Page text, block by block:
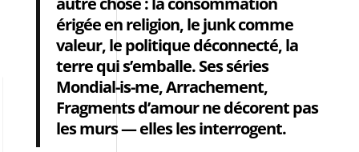
érigée en religion, le junk comme
valeur, le politique déconnecté, la
terre qui s’emballe. Ses séries
Mondial-is-me, Arrachement,
Fragments d’amour ne décorent pas
les murs — elles les interrogent.